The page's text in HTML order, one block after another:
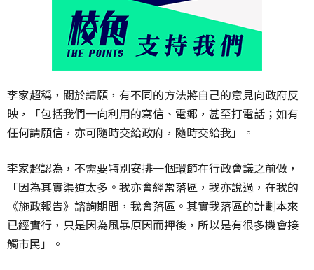
李家超稱，關於請願，有不同的方法將自己的意見向政府反
映，「包括我們一向利用的寫信、電郵，甚至打電話；如有
任何請願信，亦可隨時交給政府，隨時交給我」。
李家超認為，不需要特別安排一個環節在行政會議之前做，
「因為其實渠道太多。我亦會經常落區，我亦說過，在我的
《施政報告》諮詢期間，我會落區。其實我落區的計劃本來
已經實行，只是因為風暴原因而押後，所以是有很多機會接
觸市民」。